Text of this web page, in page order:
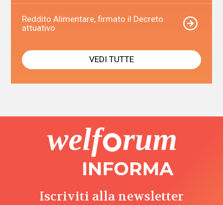
Reddito Alimentare, firmato il Decreto
attuativo
VEDI TUTTE
Iscriviti alla newsletter